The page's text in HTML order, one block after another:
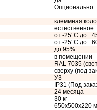
Опционально
клеммная
естественное
от -25°C до
от -25°C до
до 95%
в помещении
RAL 7035
сверху (под
У3
IP31 (Под
24 месяца
30 кг
650х500х220